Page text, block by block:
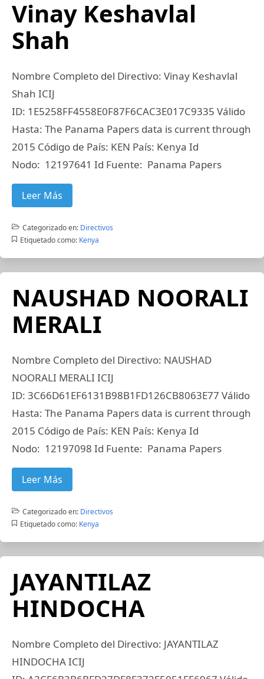
Vinay Keshavlal
Shah
Nombre Completo del Directivo: Vinay Keshavlal
Shah ICIJ
ID: 1E5258FF4558E0F87F6CAC3E017C9335 Válido
Hasta: The Panama Papers data is current through
2015 Código de País: KEN País: Kenya Id
Nodo: 12197641 Id Fuente: Panama Papers
Leer Más
Categorizado en: Directivos
Etiquetado como: Kenya
NAUSHAD NOORALI
MERALI
Nombre Completo del Directivo: NAUSHAD
NOORALI MERALI ICIJ
ID: 3C66D61EF6131B98B1FD126CB8063E77 Válido
Hasta: The Panama Papers data is current through
2015 Código de País: KEN País: Kenya Id
Nodo: 12197098 Id Fuente: Panama Papers
Leer Más
Categorizado en: Directivos
Etiquetado como: Kenya
JAYANTILAZ
HINDOCHA
Nombre Completo del Directivo: JAYANTILAZ
HINDOCHA ICIJ